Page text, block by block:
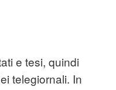
e tesi, quindi
telegiornali. In